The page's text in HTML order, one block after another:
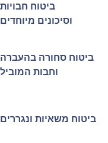
ביטוח חבויות
וסיכונים מיוחדים
ביטוח סחורה בהעברה
וחבות המוביל
ביטוח משאיות ונגררים